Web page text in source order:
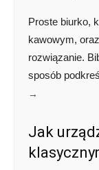
Proste biurko,
kawowym,
rozwiązanie.
sposób
→
Jak